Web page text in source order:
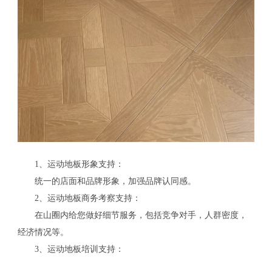
1、运动地板形象支持：
统一的店面和品牌形象，加强品牌认同感。
2、运动地板商务考察支持：
在山圈内给您做好细节服务，包括竞争对手，人群密度，
经济情况等。
3、运动地板培训支持：